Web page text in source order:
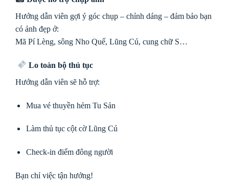
Hướng dẫn viên gợi ý góc chụp – chỉnh dáng – đảm bảo bạn
có ảnh đẹp ở:
Mã Pí Lèng, sông Nho Quế, Lũng Cú, cung chữ S…
Lo toàn bộ thủ tục
Hướng dẫn viên sẽ hỗ trợ:
Mua vé thuyền hẻm Tu Sản
Làm thủ tục cột cờ Lũng Cú
Check-in điểm đông người
Bạn chỉ việc tận hưởng!